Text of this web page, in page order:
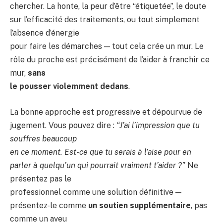
chercher. La honte, la peur d’être “étiquetée”, le doute
sur l’efficacité des traitements, ou tout simplement
l’absence d’énergie
pour faire les démarches — tout cela crée un mur. Le
rôle du proche est précisément de l’aider à franchir ce
mur, sans
le pousser violemment dedans.
La bonne approche est progressive et dépourvue de
jugement. Vous pouvez dire : “J’ai l’impression que tu
souffres beaucoup
en ce moment. Est-ce que tu serais à l’aise pour en
parler à quelqu’un qui pourrait vraiment t’aider ?” Ne
présentez pas le
professionnel comme une solution définitive —
présentez-le comme un soutien supplémentaire, pas
comme un aveu